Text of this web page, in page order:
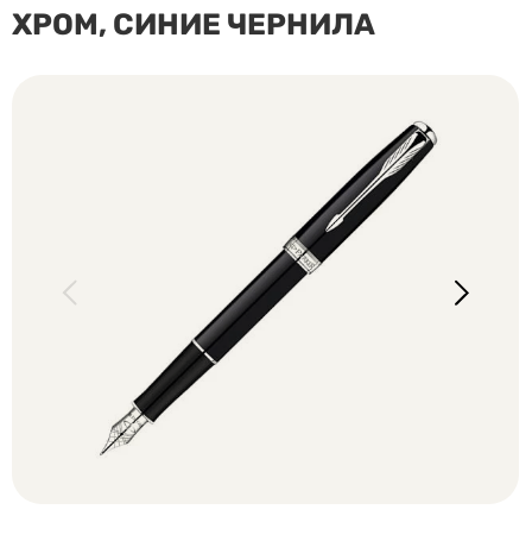
ХРОМ, СИНИЕ ЧЕРНИЛА